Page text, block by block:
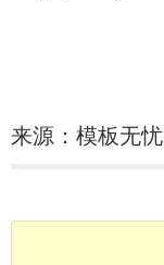
来源：模板无忧